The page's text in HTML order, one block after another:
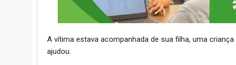
A vítima estava acompanhada de sua filha, uma
ajudou.